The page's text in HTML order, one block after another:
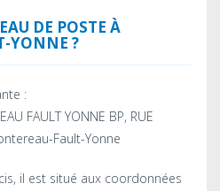
DE POSTE À
YONNE ?
:
FAULT YONNE BP, RUE
Fault-Yonne
il est situé aux coordonnées